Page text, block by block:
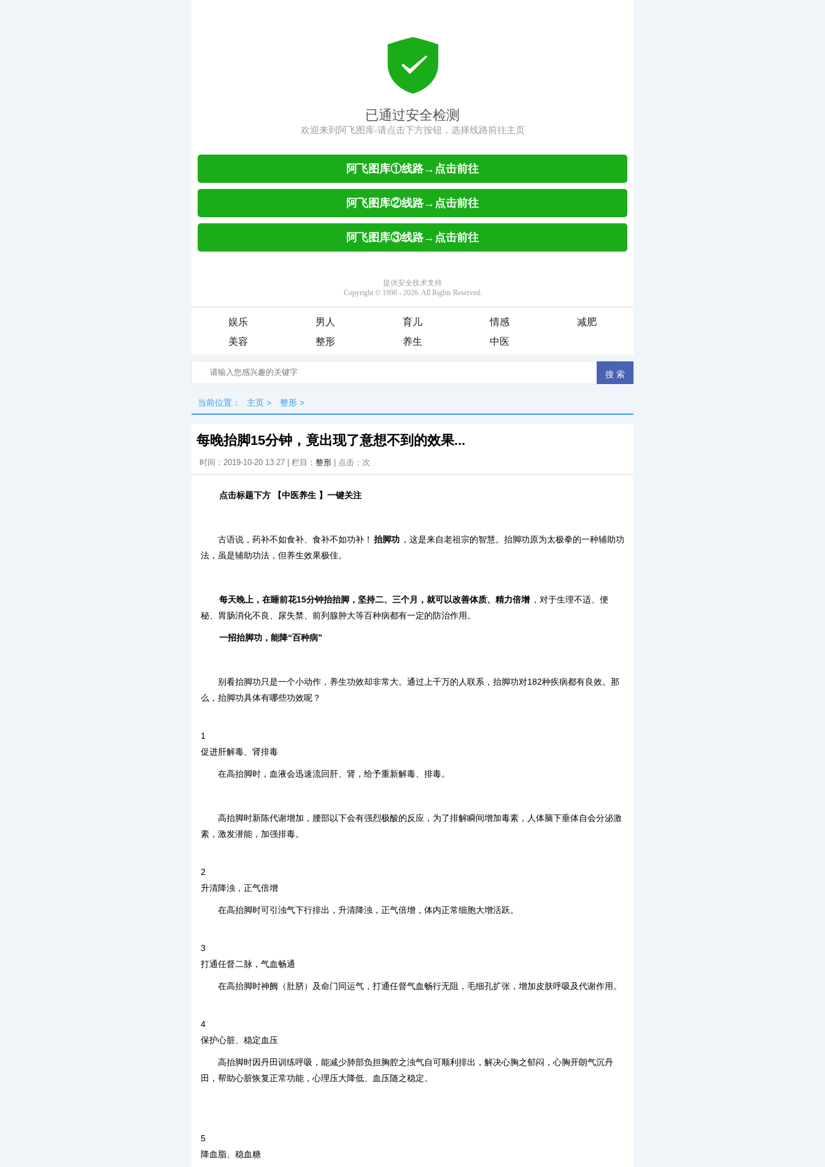
娱乐 男人 育儿 情感
减肥
美容
整形 养生 中医
当前位置： 主页 > 整形 >
每晚抬脚15分钟，竟出现了意想不到的效果...
时间：2019-10-20 13:27 | 栏目： 整形 | 点击： 次
点击标题下方 【中医养生 】一键关注
古语说，药补不如食补、食补不如功补！ 抬脚功 ，这是来自老祖宗的智慧。抬脚功原为太极拳的一种辅助功
法，虽是辅助功法，但养生效果极佳。
每天晚上，在睡前花15分钟抬抬脚，坚持二、三个月，就可以改善体质、精力倍增 ，对于生理不适、便
秘、胃肠消化不良、尿失禁、前列腺肿大等百种病都有一定的防治作用。
一招抬脚功，能降“百种病”
别看抬脚功只是一个小动作，养生功效却非常大。通过上千万的人联系，抬脚功对182种疾病都有良效。那
么，抬脚功具体有哪些功效呢？
1
促进肝解毒、肾排毒
在高抬脚时，血液会迅速流回肝、肾，给予重新解毒、排毒。
高抬脚时新陈代谢增加，腰部以下会有强烈极酸的反应，为了排解瞬间增加毒素，人体脑下垂体自会分泌激
素，激发潜能，加强排毒。
2
升清降浊，正气倍增
在高抬脚时可引浊气下行排出，升清降浊，正气倍增，体内正常细胞大增活跃。
3
打通任督二脉，气血畅通
在高抬脚时神阙（肚脐）及命门同运气，打通任督气血畅行无阻，毛细孔扩张，增加皮肤呼吸及代谢作用。
4
保护心脏、稳定血压
高抬脚时因丹田训练呼吸，能减少肺部负担胸腔之浊气自可顺利排出，解决心胸之郁闷，心胸开朗气沉丹
田，帮助心脏恢复正常功能，心理压大降低、血压随之稳定。
5
降血脂、稳血糖